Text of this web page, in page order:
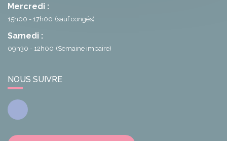
Mercredi :
15h00 - 17h00 (sauf congés)
Samedi :
09h30 - 12h00 (Semaine impaire)
NOUS SUIVRE
Facebook